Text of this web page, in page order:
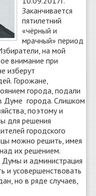
Заканчивается
пятилетний
«чёрный и
мрачный» период
на мой
внимание при
изберут
Горожане,
города, подали
Думе города. Слишком
поэтому и
для решения
городского
можно решить, имея
их решением.
и администрация
и усовершенствовать
но в ряде случаев,